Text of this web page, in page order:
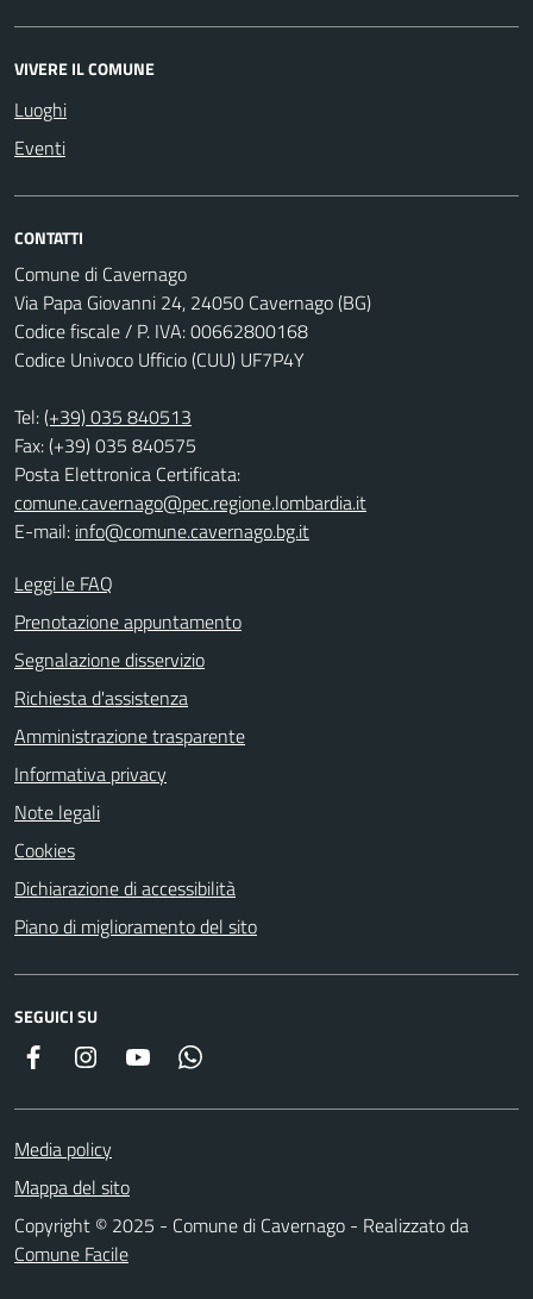
VIVERE IL COMUNE
Luoghi
Eventi
CONTATTI
Comune di Cavernago
Via Papa Giovanni 24, 24050 Cavernago (BG)
Codice fiscale / P. IVA: 00662800168
Codice Univoco Ufficio (CUU) UF7P4Y
Tel:(+39) 035 840513
Fax: (+39) 035 840575
Posta Elettronica Certificata:
comune.cavernago@pec.regione.lombardia.it
E-mail: info@comune.cavernago.bg.it
Leggi le FAQ
Prenotazione appuntamento
Segnalazione disservizio
Richiesta d'assistenza
Amministrazione trasparente
Informativa privacy
Note legali
Cookies
Dichiarazione di accessibilità
Piano di miglioramento del sito
SEGUICI SU
Facebook InstagramYouTube
Media policy
Mappa del sito
Copyright © 2025 - Comune di Cavernago - Realizzato da
Comune Facile